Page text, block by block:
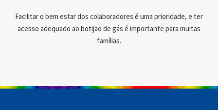
Facilitar o bem estar dos colaboradores é uma prioridade, e ter
acesso adequado ao botijão de gás é importante para muitas
famílias.